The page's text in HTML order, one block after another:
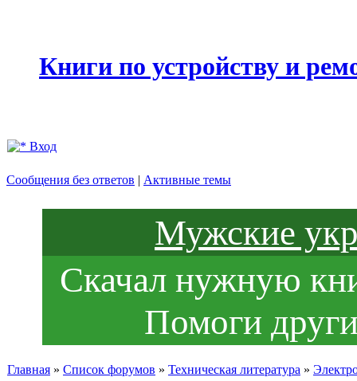
Книги по устройству и
Вход
Сообщения без ответов | Активные темы
Мужские
Скачал нужную
Помоги
Главная » Список форумов » Техническая литература »